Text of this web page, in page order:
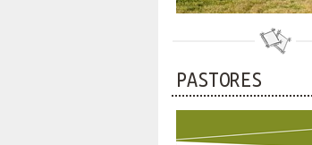
PASTORES